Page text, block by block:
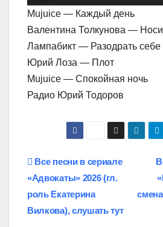
Mujuice — Каждый день
Валентина Толкунова —
Лампабикт — Разодрать себе
Юрий Лоза — Плот
Mujuice — Спокойная ночь
Радио Юрий Тодоров
Навигация
по
записям
Все песни в сериале
«Адвокаты» 2026 (гл.
роль Екатерина
Вилкова), слушать тут